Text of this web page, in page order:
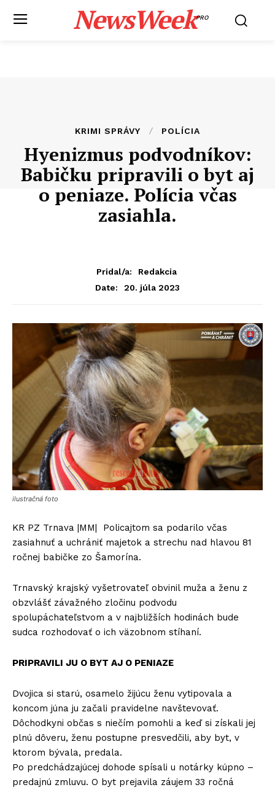
NewsWeekPRO
KRIMI SPRÁVY POLÍCIA
Hyenizmus podvodníkov:
Babičku pripravili o byt aj
o peniaze. Polícia včas
zasiahla.
Pridal/a:
Redakcia
Date:
20. júla 2023
ilustračná foto
KR PZ Trnava |MM| Policajtom sa podarilo včas
zasiahnuť a uchrániť majetok a strechu nad hlavou 81
ročnej babičke zo Šamorína.
Trnavský krajský vyšetrovateľ obvinil muža a ženu z
obzvlášť závažného zločinu podvodu
spolupáchateľstvom a v najbližších hodinách bude
sudca rozhodovať o ich väzobnom stíhaní.
PRIPRAVILI JU O BYT AJ O PENIAZE
Dvojica si starú, osamelo žijúcu ženu vytipovala a
koncom júna ju začali pravidelne navštevovať.
Dôchodkyni občas s niečím pomohli a keď si získali jej
plnú dôveru, ženu postupne presvedčili, aby byt, v
ktorom bývala, predala.
Po predchádzajúcej dohode spísali u notárky kúpno –
predajnú zmluvu. O byt prejavila záujem 33 ročná